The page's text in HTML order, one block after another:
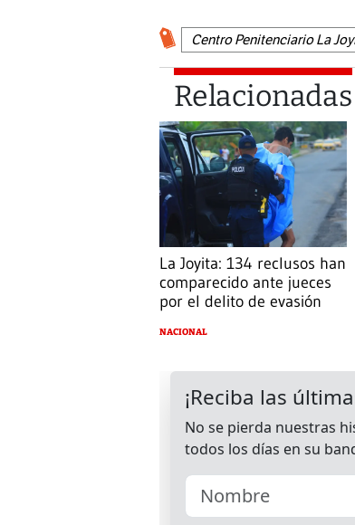
Centro Penitenciario La
Relacionadas
La Joyita: 134 reclusos han
comparecido ante jueces
por el delito de evasión
NACIONAL